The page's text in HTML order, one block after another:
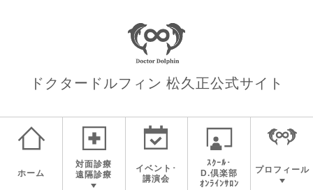
ドクタードルフィン 松久正公式サイト
ホーム
対面診療
遠隔診療
イベント･
講演会
ｽｸｰﾙ･
D.倶楽部
ｵﾝﾗｲﾝｻﾛﾝ
プロフィール